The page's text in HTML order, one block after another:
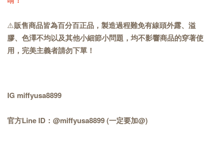
⚠️販售商品皆為百分百正品，製造過程難免有線頭外露、溢
膠、色澤不均以及其他小細節小問題，均不影響商品的穿著使
用，完美主義者請勿下單！
IG miffyusa8899
官方Line ID：@miffyusa8899 (一定要加@)